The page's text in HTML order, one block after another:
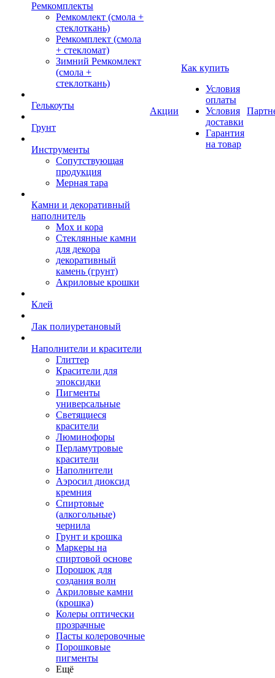
Ремкомплекты
Ремкомлект (смола +
стеклоткань)
Ремкомплект (смола
+ стекломат)
Зимний Ремкомлект
(смола +
стеклоткань)
Гелькоуты
Грунт
Инструменты
Сопутствующая
продукция
Мерная тара
Камни и декоративный
наполнитель
Мох и кора
Стеклянные камни
для декора
декоративный
камень (грунт)
Акриловые крошки
Клей
Лак полиуретановый
Наполнители и красители
Глиттер
Красители для
эпоксидки
Пигменты
универсальные
Светящиеся
красители
Люминофоры
Перламутровые
красители
Наполнители
Аэросил диоксид
кремния
Спиртовые
(алкогольные)
чернила
Грунт и крошка
Маркеры на
спиртовой основе
Порошок для
создания волн
Акриловые камни
(крошка)
Колеры оптически
прозрачные
Пасты колеровочные
Порошковые
пигменты
Ещё
Акции
Как купить
Условия
оплаты
Условия
доставки
Гарантия
на товар